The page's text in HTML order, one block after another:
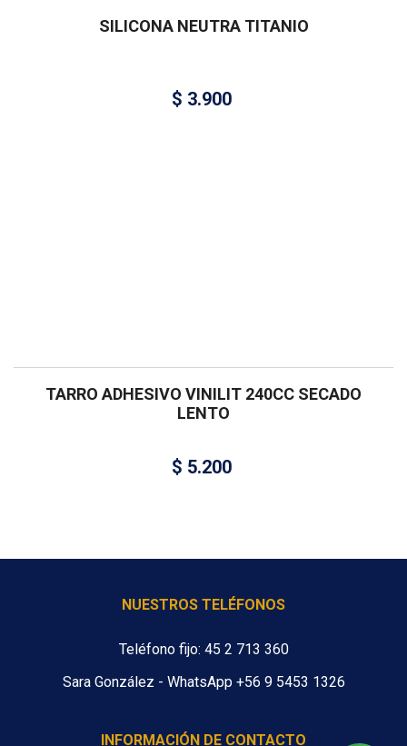
SILICONA NEUTRA TITANIO
$ 3.900
TARRO ADHESIVO VINILIT 240CC SECADO
LENTO
$ 5.200
NUESTROS TELÉFONOS
Teléfono fijo: 45 2 713 360
Sara González - WhatsApp +56 9 5453 1326
INFORMACIÓN DE CONTACTO